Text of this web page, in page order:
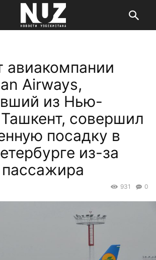
авиакомпании
Airways,
из Нью-
совершил
посадку в
из-за
0
931